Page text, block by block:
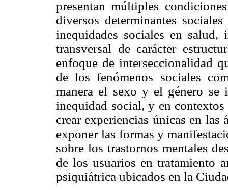
presentan múltiples
diversos determinantes
inequidades sociales en
transversal de carácter
enfoque de interseccionalidad
de los fenómenos sociales
manera el sexo y el género se
inequidad social, y en
crear experiencias únicas en las
exponer las formas y
sobre los trastornos mentales
de los usuarios en tratamiento
psiquiátrica ubicados en la